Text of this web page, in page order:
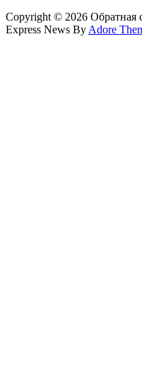
Copyright © 2026 Обратная
Express News By Adore